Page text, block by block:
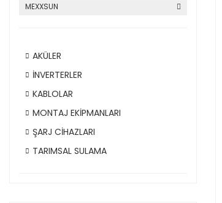
MEXXSUN
AKÜLER
İNVERTERLER
KABLOLAR
MONTAJ EKİPMANLARI
ŞARJ CİHAZLARI
TARIMSAL SULAMA